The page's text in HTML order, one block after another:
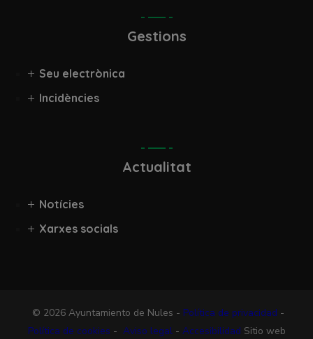
Gestions
Seu electrònica
Incidències
Actualitat
Notícies
Xarxes socials
© 2026 Ayuntamiento de Nules - Política de privacidad -
Política de cookies - Aviso legal- Accesibilidad Sitio web